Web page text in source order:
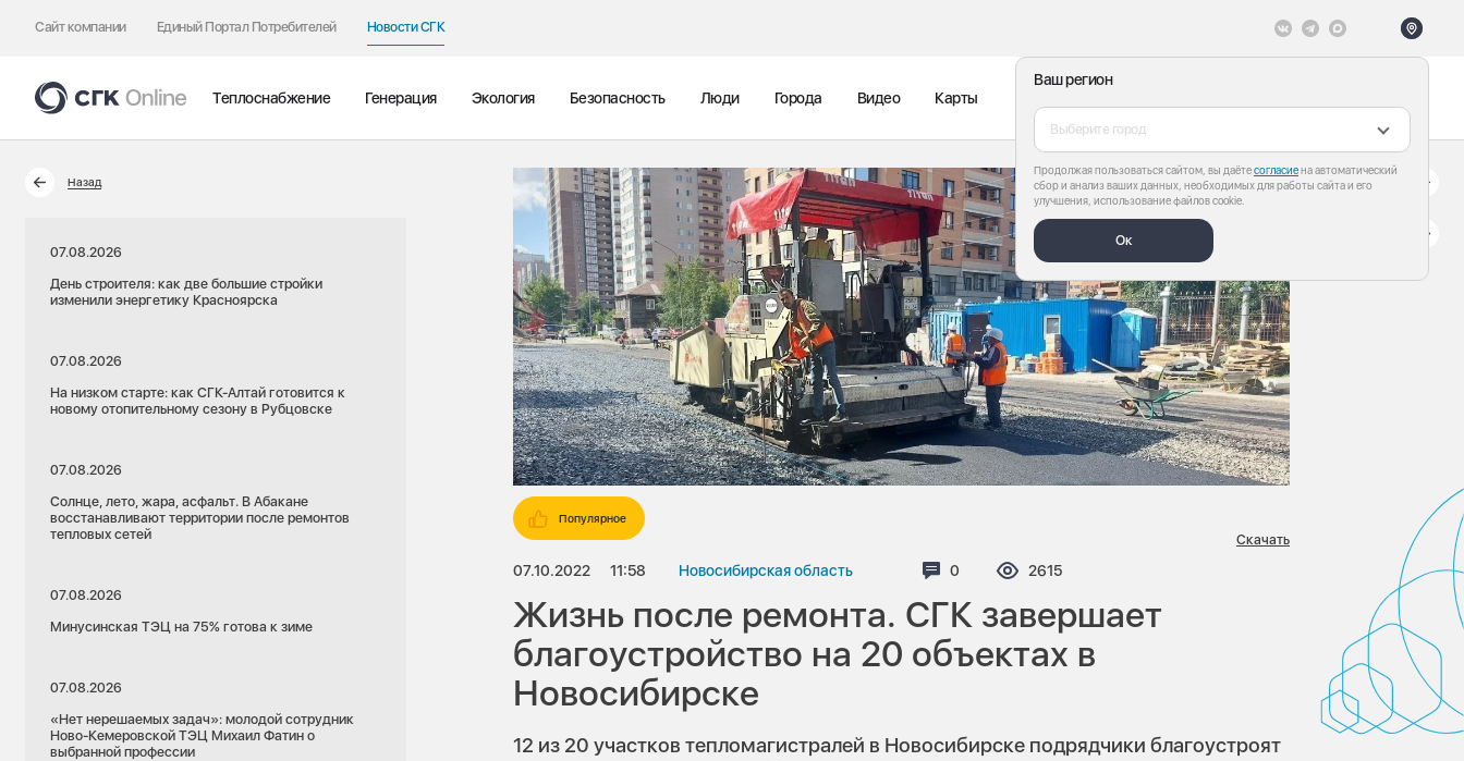
Сайт компании Единый Портал Потребителей Новости СГК
Ваш регион
Выберите город
Продолжая пользоваться сайтом, вы даётесогласиена автоматический
сбор и анализ ваших данных, необходимых для работы сайта и его
улучшения, использование файлов cookie.
Ок
Теплоснабжение Генерация Экология Безопасность Люди Города Видео Карты
Назад
07.08.2026
День строителя: как две большие стройки
изменили энергетику Красноярска
07.08.2026
На низком старте: как СГК-Алтай готовится к
новому отопительному сезону в Рубцовске
07.08.2026
Солнце, лето, жара, асфальт. В Абакане
восстанавливают территории после ремонтов
тепловых сетей
07.08.2026
Минусинская ТЭЦ на 75% готова к зиме
07.08.2026
«Нет нерешаемых задач»: молодой сотрудник
Ново-Кемеровской ТЭЦ Михаил Фатин о
выбранной профессии
Популярное
07.10.2022 11:58 Новосибирская область Комментариев:
0 Просмотров:
2615
Скачать
Жизнь после ремонта. СГК завершает
благоустройство на 20 объектах в
Новосибирске
12 из 20 участков тепломагистралей в Новосибирске подрядчики благоустроят